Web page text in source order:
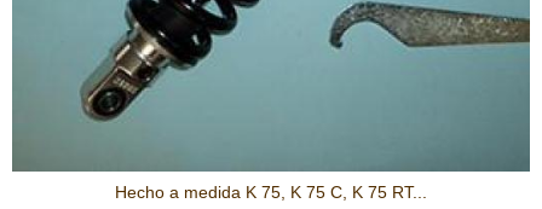
Hecho a medida K 75, K 75 C, K 75 RT...